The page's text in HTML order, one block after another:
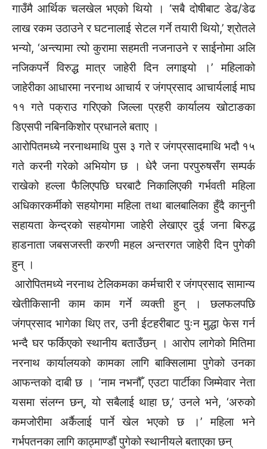
गाउँमै आर्थिक चलखेल भएको थियो । ‘सबै दोषीबाट डेढ/डेढ
लाख रकम उठाउने र घटनालाई सेटल गर्ने तयारी थियो,’ श्रोतले
भन्यो, ‘अन्त्यामा त्यो कुरामा सहमती नजनाउने र साईनोमा अलि
नजिकपर्ने विरुद्ध मात्र जाहेरी दिन लगाइयो ।’ महिलाको
जाहेरीका आधारमा नरनाथ आचार्य र जंगप्रसाद आचार्यलाई माघ
११ गते पक्राउ गरिएको जिल्ला प्रहरी कार्यालय खोटाङका
डिएसपी नबिनकिशोर प्रधानले बताए ।
आरोपितमध्ये नरनाथमाथि पुस ३ गते र जंगप्रसादमाथि भदौ १५
गते करनी गरेको अभियोग छ । धेरै जना परपुरुषसँग सम्पर्क
राखेको हल्ला फैलिएपछि घरबाटै निकालिएकी गर्भवती महिला
अधिकारकर्मीको सहयोगमा महिला तथा बालबालिका हुँदै कानुनी
सहायता केन्द्रको सहयोगमा जाहेरी लेखाएर दुई जना बिरुद्ध
हाडनाता जबसजस्ती करणी महल अन्तरगत जाहेरी दिन पुगेकी
हुन् ।
आरोपितमध्ये नरनाथ टेलिकमका कर्मचारी र जंगप्रसाद सामान्य
खेतीकिसानी काम काम गर्ने व्यक्ती हुन् । छलफलपछि
जंगप्रसाद भागेका थिए तर, उनी ईटहरीबाट पुःन मुद्धा फेस गर्न
भन्दै घर फर्किएको स्थानीय बताउँछन् । आरोप लागेको मितिमा
नरनाथ कार्यालयको कामका लागि बाक्सिलामा पुगेको उनका
आफन्तको दाबी छ । ‘नाम नभनौँ, एउटा पार्टीका जिम्मेवार नेता
यसमा संलग्न छन्, यो सबैलाई थाहा छ,’ उनले भने, ‘अरुको
कमजोरीमा अर्कैलाई पार्ने खेल भएको छ ।’ महिला भने
गर्भपतनका लागि काठ्माण्डौं पुगेको स्थानीयले बताएका छन्